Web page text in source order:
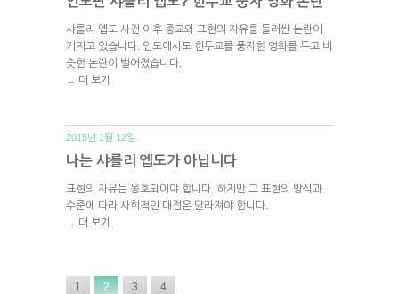
샤를리 엡도 사건 이후 종교와 표현의 자유를 둘러싼 논란이
커지고 있습니다. 인도에서도 힌두교를 풍자한 영화를 두고 비
슷한 논란이 벌어졌습니다.
→ 더 보기
2015년 1월 12일.
나는 샤를리 엡도가 아닙니다
표현의 자유는 옹호되어야 합니다. 하지만 그 표현의 방식과
수준에 따라 사회적인 대접은 달라져야 합니다.
→ 더 보기
1 2 3 4